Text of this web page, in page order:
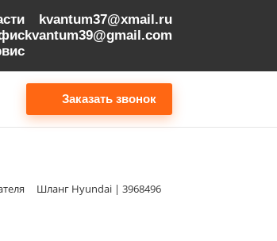
kvantum37@xmail.ru
kvantum39@gmail.com
Заказать звонок
Шланг Hyundai | 3968496